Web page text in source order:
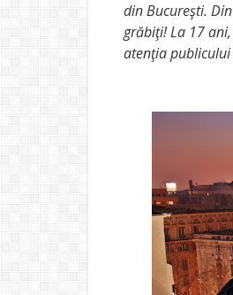
din Bucureşti.
grăbiţi!La 17 ani,
atenţia